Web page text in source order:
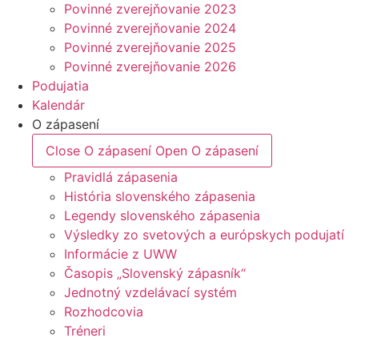
Povinné zverejňovanie 2023
Povinné zverejňovanie 2024
Povinné zverejňovanie 2025
Povinné zverejňovanie 2026
Podujatia
Kalendár
O zápasení
Close O zápasení Open O zápasení
Pravidlá zápasenia
História slovenského zápasenia
Legendy slovenského zápasenia
Výsledky zo svetových a európskych podujatí
Informácie z UWW
Časopis „Slovenský zápasník“
Jednotný vzdelávací systém
Rozhodcovia
Tréneri